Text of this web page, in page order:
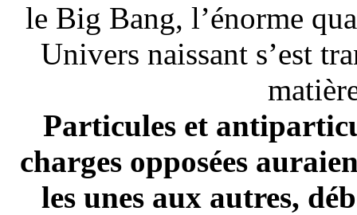
le Big Bang, l’énorme
Univers naissant s’est
Particules et
charges opposées
les unes aux autres,